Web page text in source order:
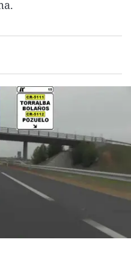
Operación Viuda
Navarra
País Vasco